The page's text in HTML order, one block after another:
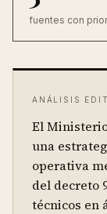
fuentes con
ANÁLISIS
El
una
operativa
del decreto
técnicos en